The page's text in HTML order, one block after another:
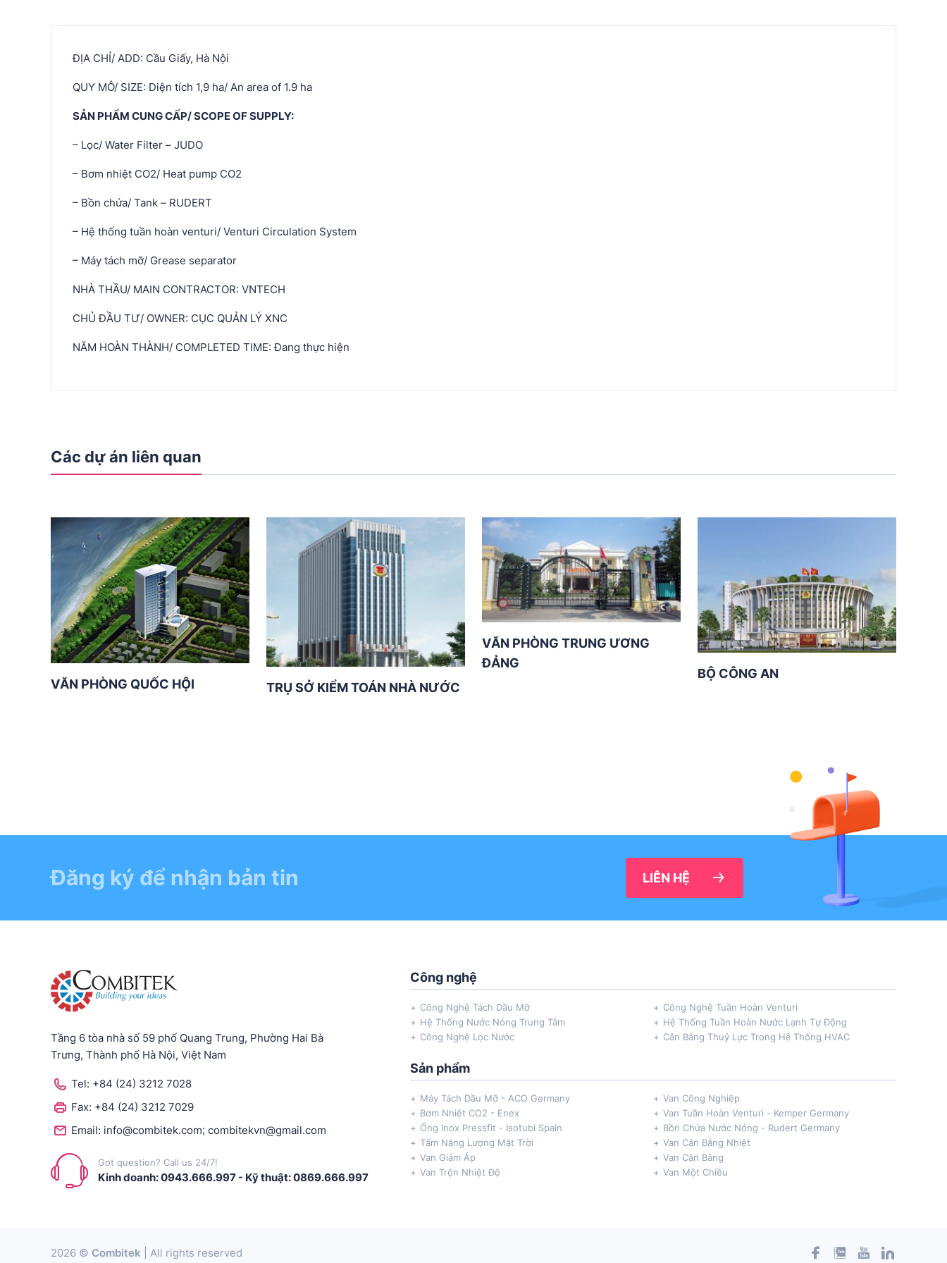
ĐỊA CHỈ/ ADD: Cầu Giấy, Hà Nội
QUY MÔ/ SIZE: Diện tích 1,9 ha/ An area of 1.9 ha
SẢN PHẨM CUNG CẤP/ SCOPE OF SUPPLY:
– Lọc/ Water Filter – JUDO
– Bơm nhiệt CO2/ Heat pump CO2
– Bồn chứa/ Tank – RUDERT
– Hệ thống tuần hoàn venturi/ Venturi Circulation System
– Máy tách mỡ/ Grease separator
NHÀ THẦU/ MAIN CONTRACTOR: VNTECH
CHỦ ĐẦU TƯ/ OWNER: CỤC QUẢN LÝ XNC
NĂM HOÀN THÀNH/ COMPLETED TIME: Đang thực hiện
Các dự án liên quan
VĂN PHÒNG QUỐC HỘI TRỤ SỞ KIỂM TOÁN NHÀ NƯỚC
VĂN PHÒNG TRUNG ƯƠNG
ĐẢNG
BỘ CÔNG AN
Đăng ký để nhận bản tin LIÊN HỆ
Công nghệ
Công Nghệ Tách Dầu Mỡ
Công Nghệ Tuần Hoàn Venturi
Hệ Thống Nước Nóng Trung Tâm
Hệ Thống Tuần Hoàn Nước Lạnh Tự Động
Công Nghệ Lọc Nước
Cân Bằng Thuỷ Lực Trong Hệ Thống HVAC
Sản phẩm
Máy Tách Dầu Mỡ - ACO Germany
Van Công Nghiệp
Bơm Nhiệt CO2 - Enex
Van Tuần Hoàn Venturi - Kemper Germany
Ống Inox Pressfit - Isotubi Spain
Bồn Chứa Nước Nóng - Rudert Germany
Tấm Năng Lượng Mặt Trời
Van Cân Bằng Nhiệt
Van Giảm Áp
Van Cân Bằng
Van Trộn Nhiệt Độ
Van Một Chiều
Tầng 6 tòa nhà số 59 phố Quang Trung, Phường Hai Bà
Trưng, Thành phố Hà Nội, Việt Nam
Tel: +84 (24) 3212 7028
Fax: +84 (24) 3212 7029
Email: info@combitek.com; combitekvn@gmail.com
Got question? Call us 24/7!
Kinh doanh: 0943.666.997 - Kỹ thuật: 0869.666.997
2026 © Combitek | All rights reserved